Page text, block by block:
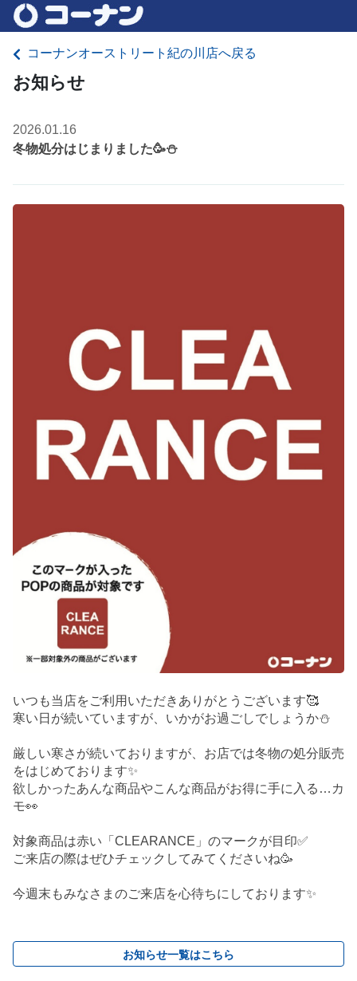
コーナンオーストリート紀の川店へ戻る
お知らせ
2026.01.16
冬物処分はじまりました🥳⛄
いつも当店をご利用いただきありがとうございます🥰
寒い日が続いていますが、いかがお過ごしでしょうか⛄
厳しい寒さが続いておりますが、お店では冬物の処分販売
をはじめております✨
欲しかったあんな商品やこんな商品がお得に手に入る…カ
モ👀
対象商品は赤い「CLEARANCE」のマークが目印✅
ご来店の際はぜひチェックしてみてくださいね🥳
今週末もみなさまのご来店を心待ちにしております✨
お知らせ一覧はこちら